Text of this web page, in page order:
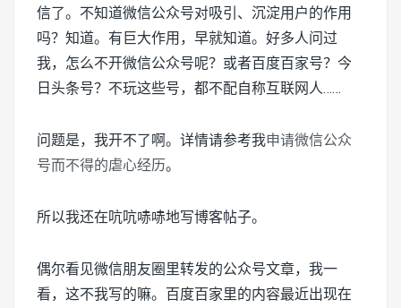
信了。不知道微信公众号对吸引、沉淀用户的作用
吗？知道。有巨大作用，早就知道。好多人问过
我，怎么不开微信公众号呢？或者百度百家号？今
日头条号？不玩这些号，都不配自称互联网人……
问题是，我开不了啊。详情请参考我申请微信公众
号而不得的虐心经历。
所以我还在吭吭哧哧地写博客帖子。
偶尔看见微信朋友圈里转发的公众号文章，我一
看，这不我写的嘛。百度百家里的内容最近出现在